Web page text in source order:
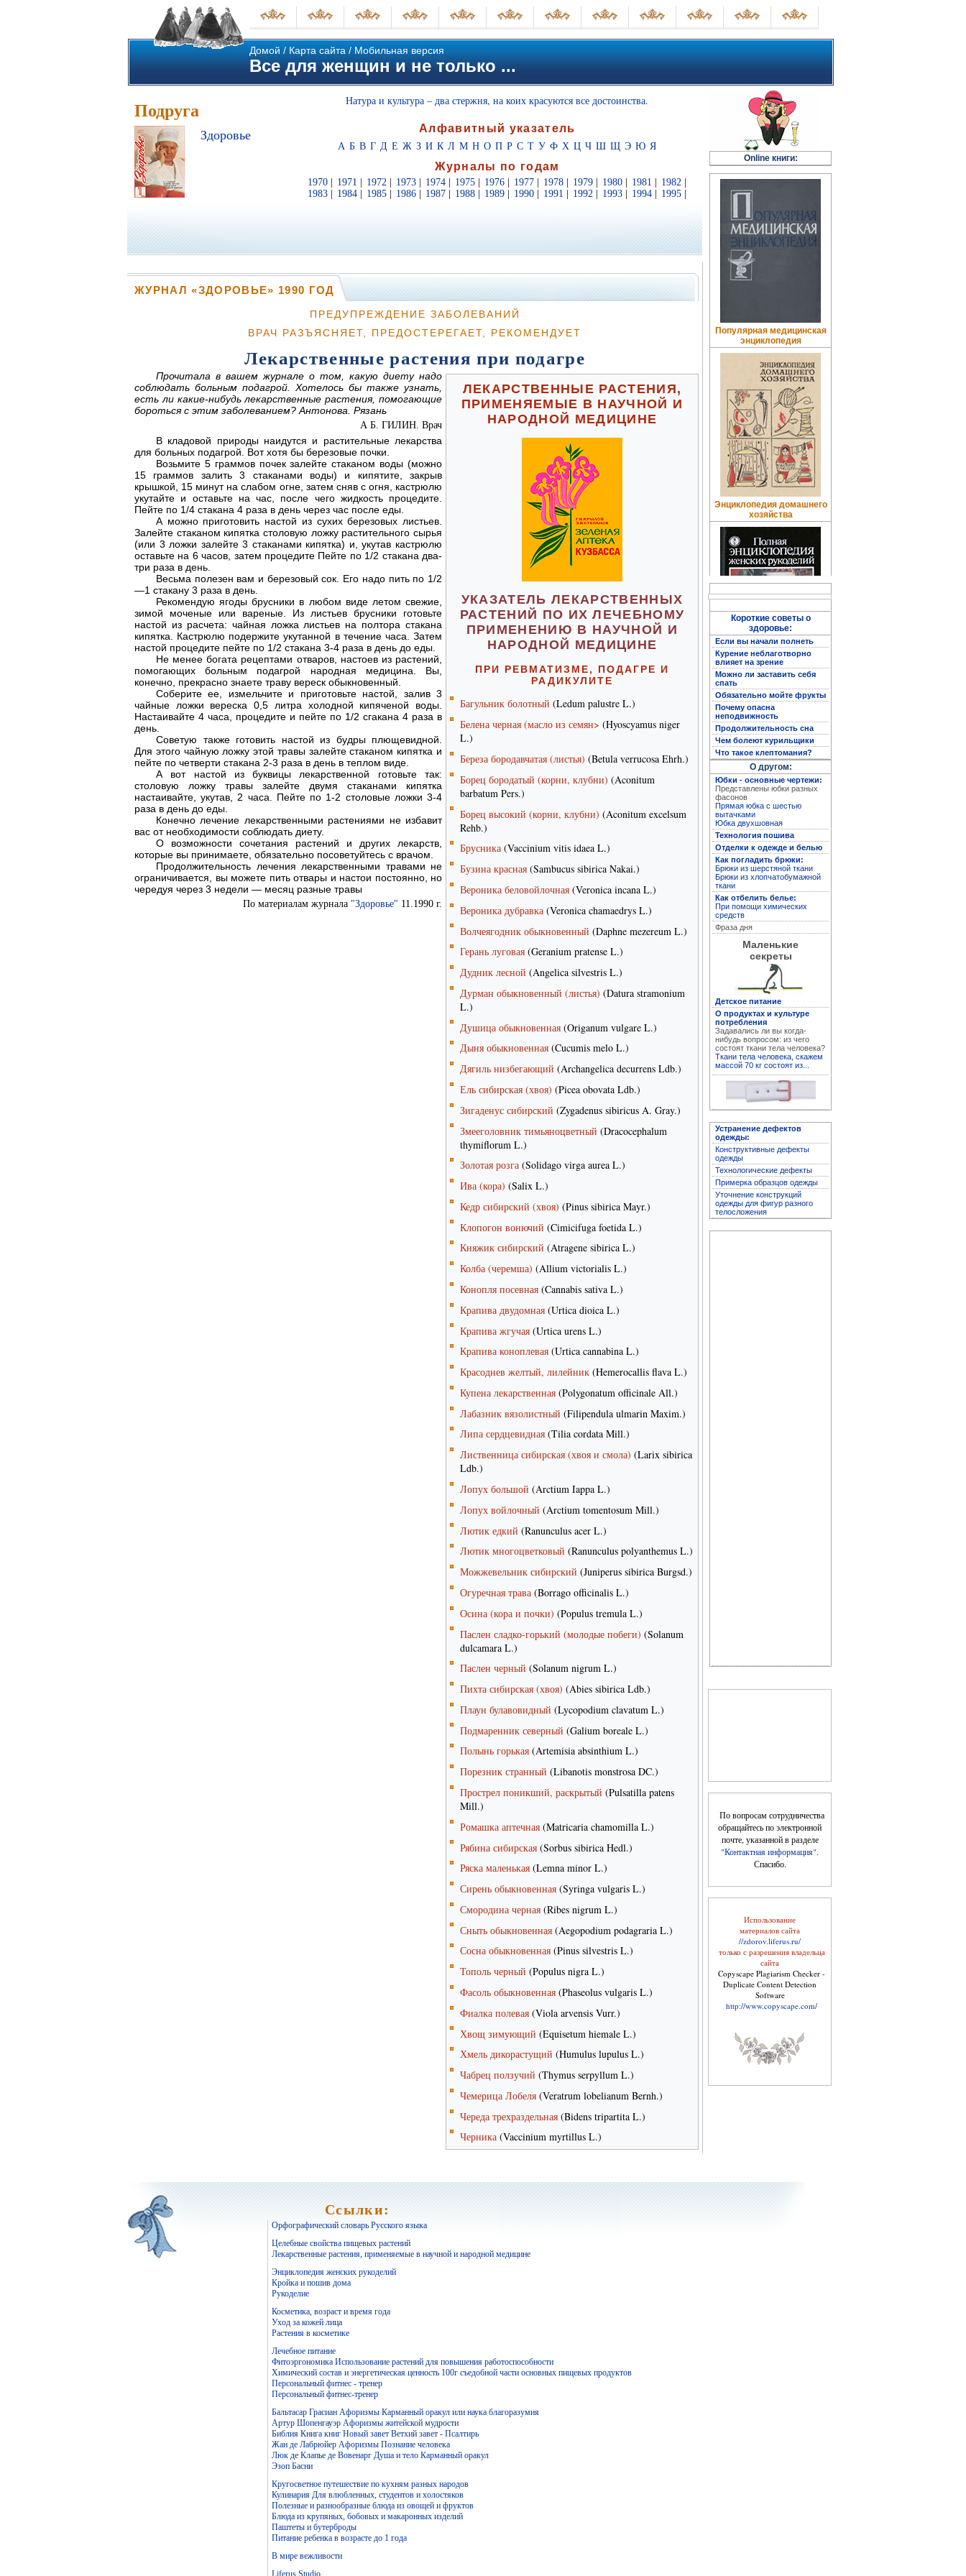
Домой / Карта сайта / Мобильная версия
Все для женщин и не только ...
Подруга
Здоровье
Натура и культура – два стержня, на коих красуются все достоинства.
Алфавитный указатель
А Б В Г Д Е Ж З И К Л М Н О П Р С Т У Ф Х Ц Ч Ш Щ Э Ю Я
Журналы по годам
1970| 1971 1972| 1973| 1974| 1975| 1976| 1977| 1978| 1979| 1980| 1981 1982|
1983| 1984| 1985| 1986| 1987| 1988| 1989| 1990| 1991 1992| 1993| 1994| 1995|
ЖУРНАЛ «ЗДОРОВЬЕ» 1990 ГОД
ПРЕДУПРЕЖДЕНИЕ ЗАБОЛЕВАНИЙ
ВРАЧ РАЗЪЯСНЯЕТ, ПРЕДОСТЕРЕГАЕТ, РЕКОМЕНДУЕТ
Лекарственные растения при подагре
ЛЕКАРСТВЕННЫЕ РАСТЕНИЯ,
ПРИМЕНЯЕМЫЕ В НАУЧНОЙ И
НАРОДНОЙ МЕДИЦИНЕ
УКАЗАТЕЛЬ ЛЕКАРСТВЕННЫХ
РАСТЕНИЙ ПО ИХ ЛЕЧЕБНОМУ
ПРИМЕНЕНИЮ В НАУЧНОЙ И
НАРОДНОЙ МЕДИЦИНЕ
ПРИ РЕВМАТИЗМЕ, ПОДАГРЕ И
РАДИКУЛИТЕ
Багульник болотный (Ledum palustre L.)
Белена черная (масло из семян> (Hyoscyamus niger
L.)
Береза бородавчатая (листья) (Betula verrucosa Ehrh.)
Борец бородатый (корни, клубни) (Aconitum
barbatum Pers.)
Борец высокий (корни, клубни) (Aconitum excelsum
Rehb.)
Брусника (Vaccinium vitis idaea L.)
Бузина красная (Sambucus sibirica Nakai.)
Вероника беловойлочная (Veronica incana L.)
Вероника дубравка (Veronica chamaedrys L.)
Волчеягодник обыкновенный (Daphne mezereum L.)
Герань луговая (Geranium pratense L.)
Дудник лесной (Angelica silvestris L.)
Дурман обыкновенный (листья) (Datura stramonium
L.)
Душица обыкновенная (Origanum vulgare L.)
Дыня обыкновенная (Cucumis melo L.)
Дягиль низбегающий (Archangelica decurrens Ldb.)
Ель сибирская (хвоя) (Picea obovata Ldb.)
Зигаденус сибирский (Zygadenus sibiricus A. Gray.)
Змееголовник тимьяноцветный (Dracocephalum
thymiflorum L.)
Золотая розга (Solidago virga aurea L.)
Ива (кора) (Salix L.)
Кедр сибирский (хвоя) (Pinus sibirica Mayr.)
Клопогон вонючий (Cimicifuga foetida L.)
Княжик сибирский (Atragene sibirica L.)
Колба (черемша) (Allium victorialis L.)
Конопля посевная (Cannabis sativa L.)
Крапива двудомная (Urtica dioica L.)
Крапива жгучая (Urtica urens L.)
Крапива коноплевая (Urtica cannabina L.)
Красоднев желтый, лилейник (Hemerocallis flava L.)
Купена лекарственная (Polygonatum officinale All.)
Лабазник вязолистный (Filipendula ulmarin Maxim.)
Липа сердцевидная (Tilia cordata Mill.)
Лиственница сибирская (хвоя и смола) (Larix sibirica
Ldb.)
Лопух большой (Arctium Iappa L.)
Лопух войлочный (Arctium tomentosum Mill.)
Лютик едкий (Ranunculus acer L.)
Лютик многоцветковый (Ranunculus polyanthemus L.)
Можжевельник сибирский (Juniperus sibirica Burgsd.)
Огуречная трава (Borrago officinalis L.)
Осина (кора и почки) (Populus tremula L.)
Паслен сладко-горький (молодые побеги) (Solanum
dulcamara L.)
Паслен черный (Solanum nigrum L.)
Пихта сибирская (хвоя) (Abies sibirica Ldb.)
Плаун булавовидный (Lycopodium clavatum L.)
Подмаренник северный (Galium boreale L.)
Полынь горькая (Artemisia absinthium L.)
Порезник странный (Libanotis monstrosa DC.)
Прострел поникший, раскрытый (Pulsatilla patens
Mill.)
Ромашка аптечная (Matricaria chamomilla L.)
Рябина сибирская (Sorbus sibirica Hedl.)
Ряска маленькая (Lemna minor L.)
Сирень обыкновенная (Syringa vulgaris L.)
Смородина черная (Ribes nigrum L.)
Сныть обыкновенная (Aegopodium podagraria L.)
Сосна обыкновенная (Pinus silvestris L.)
Тополь черный (Populus nigra L.)
Фасоль обыкновенная (Phaseolus vulgaris L.)
Фиалка полевая (Viola arvensis Vurr.)
Хвощ зимующий (Equisetum hiemale L.)
Хмель дикорастущий (Humulus lupulus L.)
Чабрец ползучий (Thymus serpyllum L.)
Чемерица Лобеля (Veratrum lobelianum Bernh.)
Череда трехраздельная (Bidens tripartita L.)
Черника (Vaccinium myrtillus L.)
Прочитала в вашем журнале о том, какую диету надо
соблюдать больным подагрой. Хотелось бы также узнать,
есть ли какие-нибудь лекарственные растения, помогающие
бороться с этим заболеванием? Антонова. Рязань
А Б. ГИЛИН. Врач
В кладовой природы наидутся и растительные лекарства
для больных подагрой. Вот хотя бы березовые почки.
Возьмите 5 граммов почек залейте стаканом воды (можно
15 граммов залить 3 стаканами воды) и кипятите, закрыв
крышкой, 15 минут на слабом огне, затем сняв с огня, кастрюлю
укутайте и оставьте на час, после чего жидкость процедите.
Пейте по 1/4 стакана 4 раза в день через час после еды.
А можно приготовить настой из сухих березовых листьев.
Залейте стаканом кипятка столовую ложку растительного сырья
(или 3 ложки залейте 3 стаканами кипятка) и, укутав кастрюлю
оставьте на 6 часов, затем процедите Пейте по 1/2 стакана два-
три раза в день.
Весьма полезен вам и березовый сок. Его надо пить по 1/2
—1 стакану 3 раза в день.
Рекомендую ягоды брусники в любом виде летом свежие,
зимой моченые или вареные. Из листьев брусники готовьте
настой из расчета: чайная ложка листьев на полтора стакана
кипятка. Кастрюлю подержите укутанной в течение часа. Затем
настой процедите пейте по 1/2 стакана 3-4 раза в день до еды.
Не менее богата рецептами отваров, настоев из растений,
помогающих больным подагрой народная медицина. Вы,
конечно, прекрасно знаете траву вереск обыкновенный.
Соберите ее, измельчите и приготовьте настой, залив 3
чайные ложки вереска 0,5 литра холодной кипяченой воды.
Настаивайте 4 часа, процедите и пейте по 1/2 сгакана 4 раза в
день.
Советую также готовить настой из будры плющевидной.
Для этого чайную ложку этой травы залейте стаканом кипятка и
пейте по четверти стакана 2-3 раза в день в теплом виде.
А вот настой из буквицы лекарственной готовьте так:
столовую ложку травы залейте двумя стаканами кипятка
настаивайте, укутав, 2 часа. Пейте по 1-2 столовые ложки 3-4
раза в день до еды.
Конечно лечение лекарственными растениями не избавит
вас от необходимости соблюдать диету.
О возможности сочетания растений и других лекарств,
которые вы принимаете, обязательно посоветуйтесь с врачом.
Продолжительность лечения лекарственными травами не
ограничивается, вы можете пить отвары и настои постоянно, но
чередуя через 3 недели — месяц разные травы
По материалам журнала "Здоровье" 11.1990 г.
Online книги:
Популярная медицинская
энциклопедия
Энциклопедия домашнего
хозяйства
Полная энциклопедия
женских рукоделий
Кройка и пошив дома
Устранение дефектов
одежды
Архив журнала
"Здоровье"
время года
Уход за кожей лица
Короткие советы о
здоровье:
Если вы начали полнеть
Курение неблаготворно
влияет на зрение
Можно ли заставить себя
спать
Обязательно мойте фрукты
Почему опасна
неподвижность
Продолжительность сна
Чем болеют курильщики
Что такое клептомания?
О другом:
Юбки - основные чертежи:
Представлены юбки разных
фасонов
Прямая юбка с шестью
вытачками
Юбка двухшовная
Технология пошива
Отделки к одежде и белью
Как погладить брюки:
Брюки из шерстяной ткани
Брюки из хлопчатобумажной
ткани
Как отбелить белье:
При помощи химических
средств
Фраза дня
Маленькие
секреты
Детское питание
О продуктах и культуре
потребления
Задавались ли вы когда-
нибудь вопросом: из чего
состоят ткани тела человека?
Ткани тела человека, скажем
массой 70 кг состоят из...
Устранение дефектов
одежды:
Конструктивные дефекты
одежды
Технологические дефекты
Примерка образцов одежды
Уточнение конструкций
одежды для фигур разного
телосложения
По вопросам сотрудничества
обращайтесь по электронной
почте, указанной в разделе
"Контактная информация".
Спасибо.
Использование
материалов сайта
//zdorov.liferus.ru/
только с разрешения владельца
сайта
Copyscape Plagiarism Checker -
Duplicate Content Detection
Software
http://www.copyscape.com/
Ссылки:
Орфографический словарь Русского языка
Целебные свойства пищевых растений
Лекарственные растения, применяемые в научной и народной медицине
Энциклопедия женских рукоделий
Кройка и пошив дома
Рукоделие
Косметика, возраст и время года
Уход за кожей лица
Растения в косметике
Лечебное питание
Фитоэргономика Использование растений для повышения работоспособности
Химический состав и энергетическая ценность 100г съедобной части основных пищевых продуктов
Персональный фитнес - тренер
Персональный фитнес-тренер
Бальтасар Грасиан Афоризмы Карманный оракул или наука благоразумия
Артур Шопенгауэр Афоризмы житейской мудрости
Библия Книга книг Новый завет Ветхий завет - Псалтирь
Жан де Лабрюйер Афоризмы Познание человека
Люк де Клапье де Вовенарг Душа и тело Карманный оракул
Эзоп Басни
Кругосветное путешествие по кухням разных народов
Кулинария Для влюбленных, студентов и холостяков
Полезные и разнообразные блюда из овощей и фруктов
Блюда из крупяных, бобовых и макаронных изделий
Паштеты и бутерброды
Питание ребенка в возрасте до 1 года
В мире вежливости
Liferus Studio